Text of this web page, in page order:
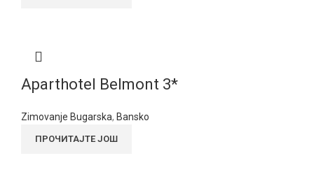
Aparthotel Belmont 3*
Zimovanje Bugarska, Bansko
ПРОЧИТАЈТЕ ЈОШ